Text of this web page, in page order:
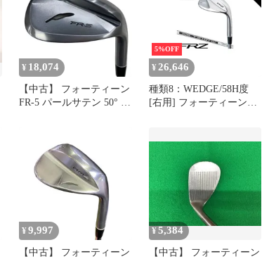
用 Cランク ゴルフクラブ
¥ 18,074
【中古】 フォーティーン
FR-5 パールサテン 50° ウ
男性用 右利き 右用 Cラ
ンク ゴルフクラブ
5%OFF
¥ 26,646
種類8：WEDGE/58H度
[右用] フォーティーン
101w スチールシャフト
¥ 9,997
【中古】 フォーティーン
¥5,384
【中古】 フォーティーン